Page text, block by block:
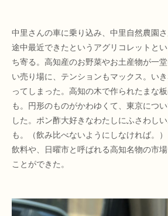
中里さんの車に乗り込み、中里自然農園さ
途中最近できたというアグリコレットと
ち寄る。高知産のお野菜やお土産物が一
い売り場に、テンションもマックス。い
ってしまった。高知の木で作られたまな
も。円形のものがかわゆくて、東京につ
した。ポン酢大好きなわたしにふさわし
も。（飲み比べないようにしなければ。
飲料や、日曜市と呼ばれる高知名物の市
ことができた。